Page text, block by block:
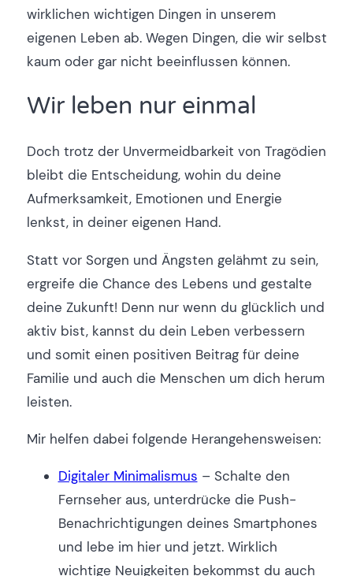
wirklichen wichtigen Dingen in unserem
eigenen Leben ab. Wegen Dingen, die wir selbst
kaum oder gar nicht beeinflussen können.
Wir leben nur einmal
Doch trotz der Unvermeidbarkeit von Tragödien
bleibt die Entscheidung, wohin du deine
Aufmerksamkeit, Emotionen und Energie
lenkst, in deiner eigenen Hand.
Statt vor Sorgen und Ängsten gelähmt zu sein,
ergreife die Chance des Lebens und gestalte
deine Zukunft! Denn nur wenn du glücklich und
aktiv bist, kannst du dein Leben verbessern
und somit einen positiven Beitrag für deine
Familie und auch die Menschen um dich herum
leisten.
Mir helfen dabei folgende Herangehensweisen:
Digitaler Minimalismus – Schalte den
Fernseher aus, unterdrücke die Push-
Benachrichtigungen deines Smartphones
und lebe im hier und jetzt. Wirklich
wichtige Neuigkeiten bekommst du auch